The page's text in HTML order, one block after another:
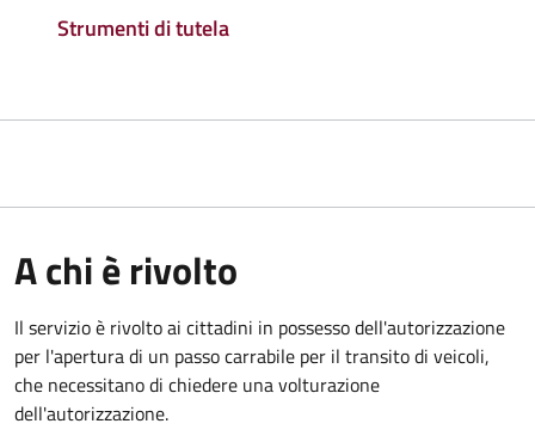
Strumenti di tutela
A chi è rivolto
Il servizio è rivolto ai cittadini in possesso dell'autorizzazione
per l'apertura di un passo carrabile per il transito di veicoli,
che necessitano di chiedere una volturazione
dell'autorizzazione.